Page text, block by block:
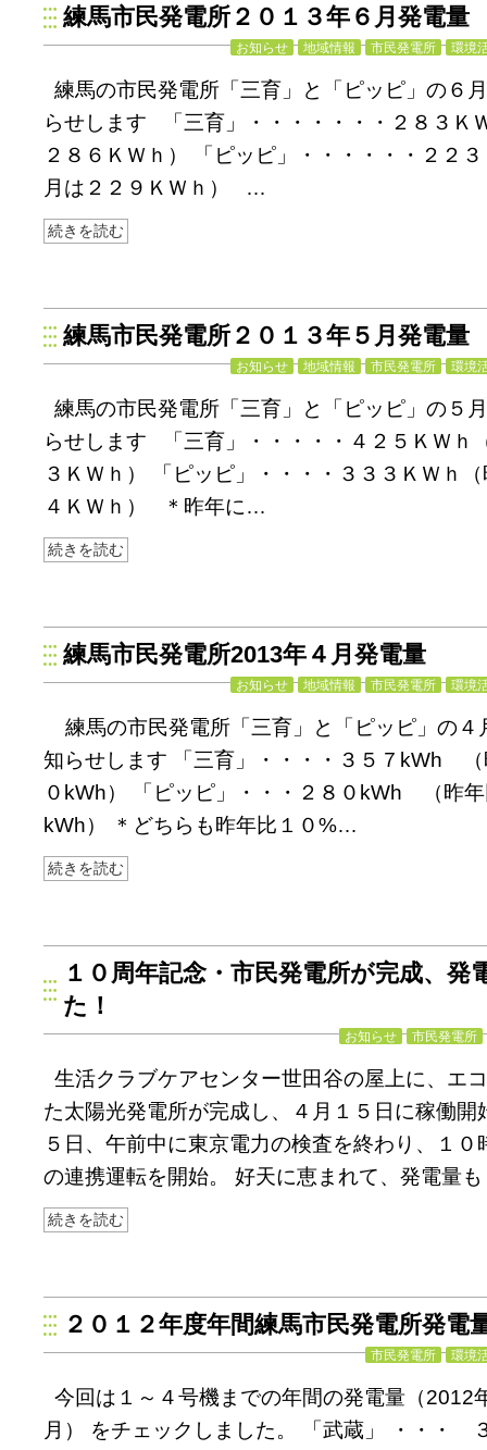
練馬市民発電所２０１３年６月発電量
お知らせ 地域情報 市民発電所 環境
練馬の市民発電所「三育」と「ピッピ」の６
らせします 「三育」・・・・・・・２８３Ｋ
２８６ＫＷｈ） 「ピッピ」・・・・・・２２
月は２２９ＫＷｈ） …
続きを読む
練馬市民発電所２０１３年５月発電量
お知らせ 地域情報 市民発電所 環境
練馬の市民発電所「三育」と「ピッピ」の５
らせします 「三育」・・・・・４２５ＫＷｈ
３ＫＷｈ） 「ピッピ」・・・・３３３ＫＷｈ
４ＫＷｈ） ＊昨年に…
続きを読む
練馬市民発電所2013年４月発電量
お知らせ 地域情報 市民発電所 環境
練馬の市民発電所「三育」と「ピッピ」の４
知らせします 「三育」・・・・３５７kWh （
０kWh） 「ピッピ」・・・２８０kWh （昨
kWh） ＊どちらも昨年比１０%…
続きを読む
１０周年記念・市民発電所が完成、発
た！
お知らせ 市民発電所
生活クラブケアセンター世田谷の屋上に、エ
た太陽光発電所が完成し、４月１５日に稼働開
５日、午前中に東京電力の検査を終わり、１０
の連携運転を開始。 好天に恵まれて、発電量
続きを読む
２０１２年度年間練馬市民発電所発電
市民発電所 環境
今回は１～４号機までの年間の発電量（2012
月） をチェックしました。 「武蔵」 ・・・